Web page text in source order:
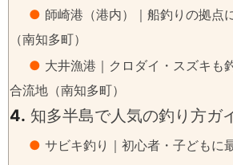
● 師崎港（港内）｜船釣りの拠点
（南知多町）
● 大井漁港｜クロダイ・スズキも
合流地（南知多町）
4. 知多半島で人気の釣り方ガ
● サビキ釣り｜初心者・子どもに